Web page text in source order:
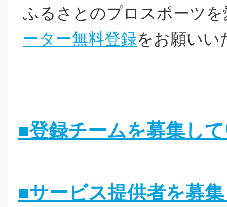
ふるさとのプロスポーツ
ーター無料登録をお願いい
■登録チームを募集し
■サービス提供者を募